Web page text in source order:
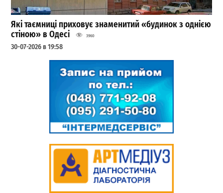
Які таємниці приховує знаменитий «будинок з однією
стіною» в Одесі
3960
30-07-2026 в 19:58